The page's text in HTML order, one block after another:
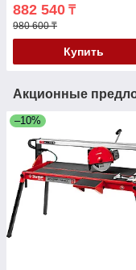
882 540 ₸
980 600 ₸
Купить
Акционные
–10%